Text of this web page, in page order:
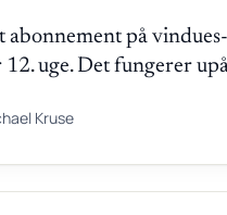
abonnement på
12. uge. Det fungerer
Kruse